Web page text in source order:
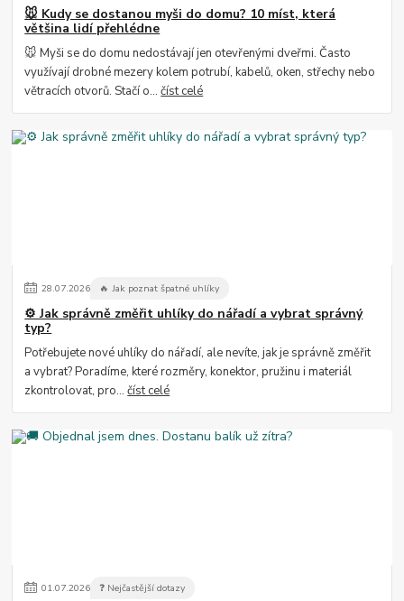
🐭 Kudy se dostanou myši do domu? 10 míst, která
většina lidí přehlédne
🐭 Myši se do domu nedostávají jen otevřenými dveřmi. Často
využívají drobné mezery kolem potrubí, kabelů, oken, střechy nebo
větracích otvorů. Stačí o...číst celé
28.07.2026 🔥 Jak poznat špatné uhlíky
⚙️ Jak správně změřit uhlíky do nářadí a vybrat správný
typ?
Potřebujete nové uhlíky do nářadí, ale nevíte, jak je správně změřit
a vybrat? Poradíme, které rozměry, konektor, pružinu i materiál
zkontrolovat, pro...číst celé
01.07.2026 ❓ Nejčastější dotazy